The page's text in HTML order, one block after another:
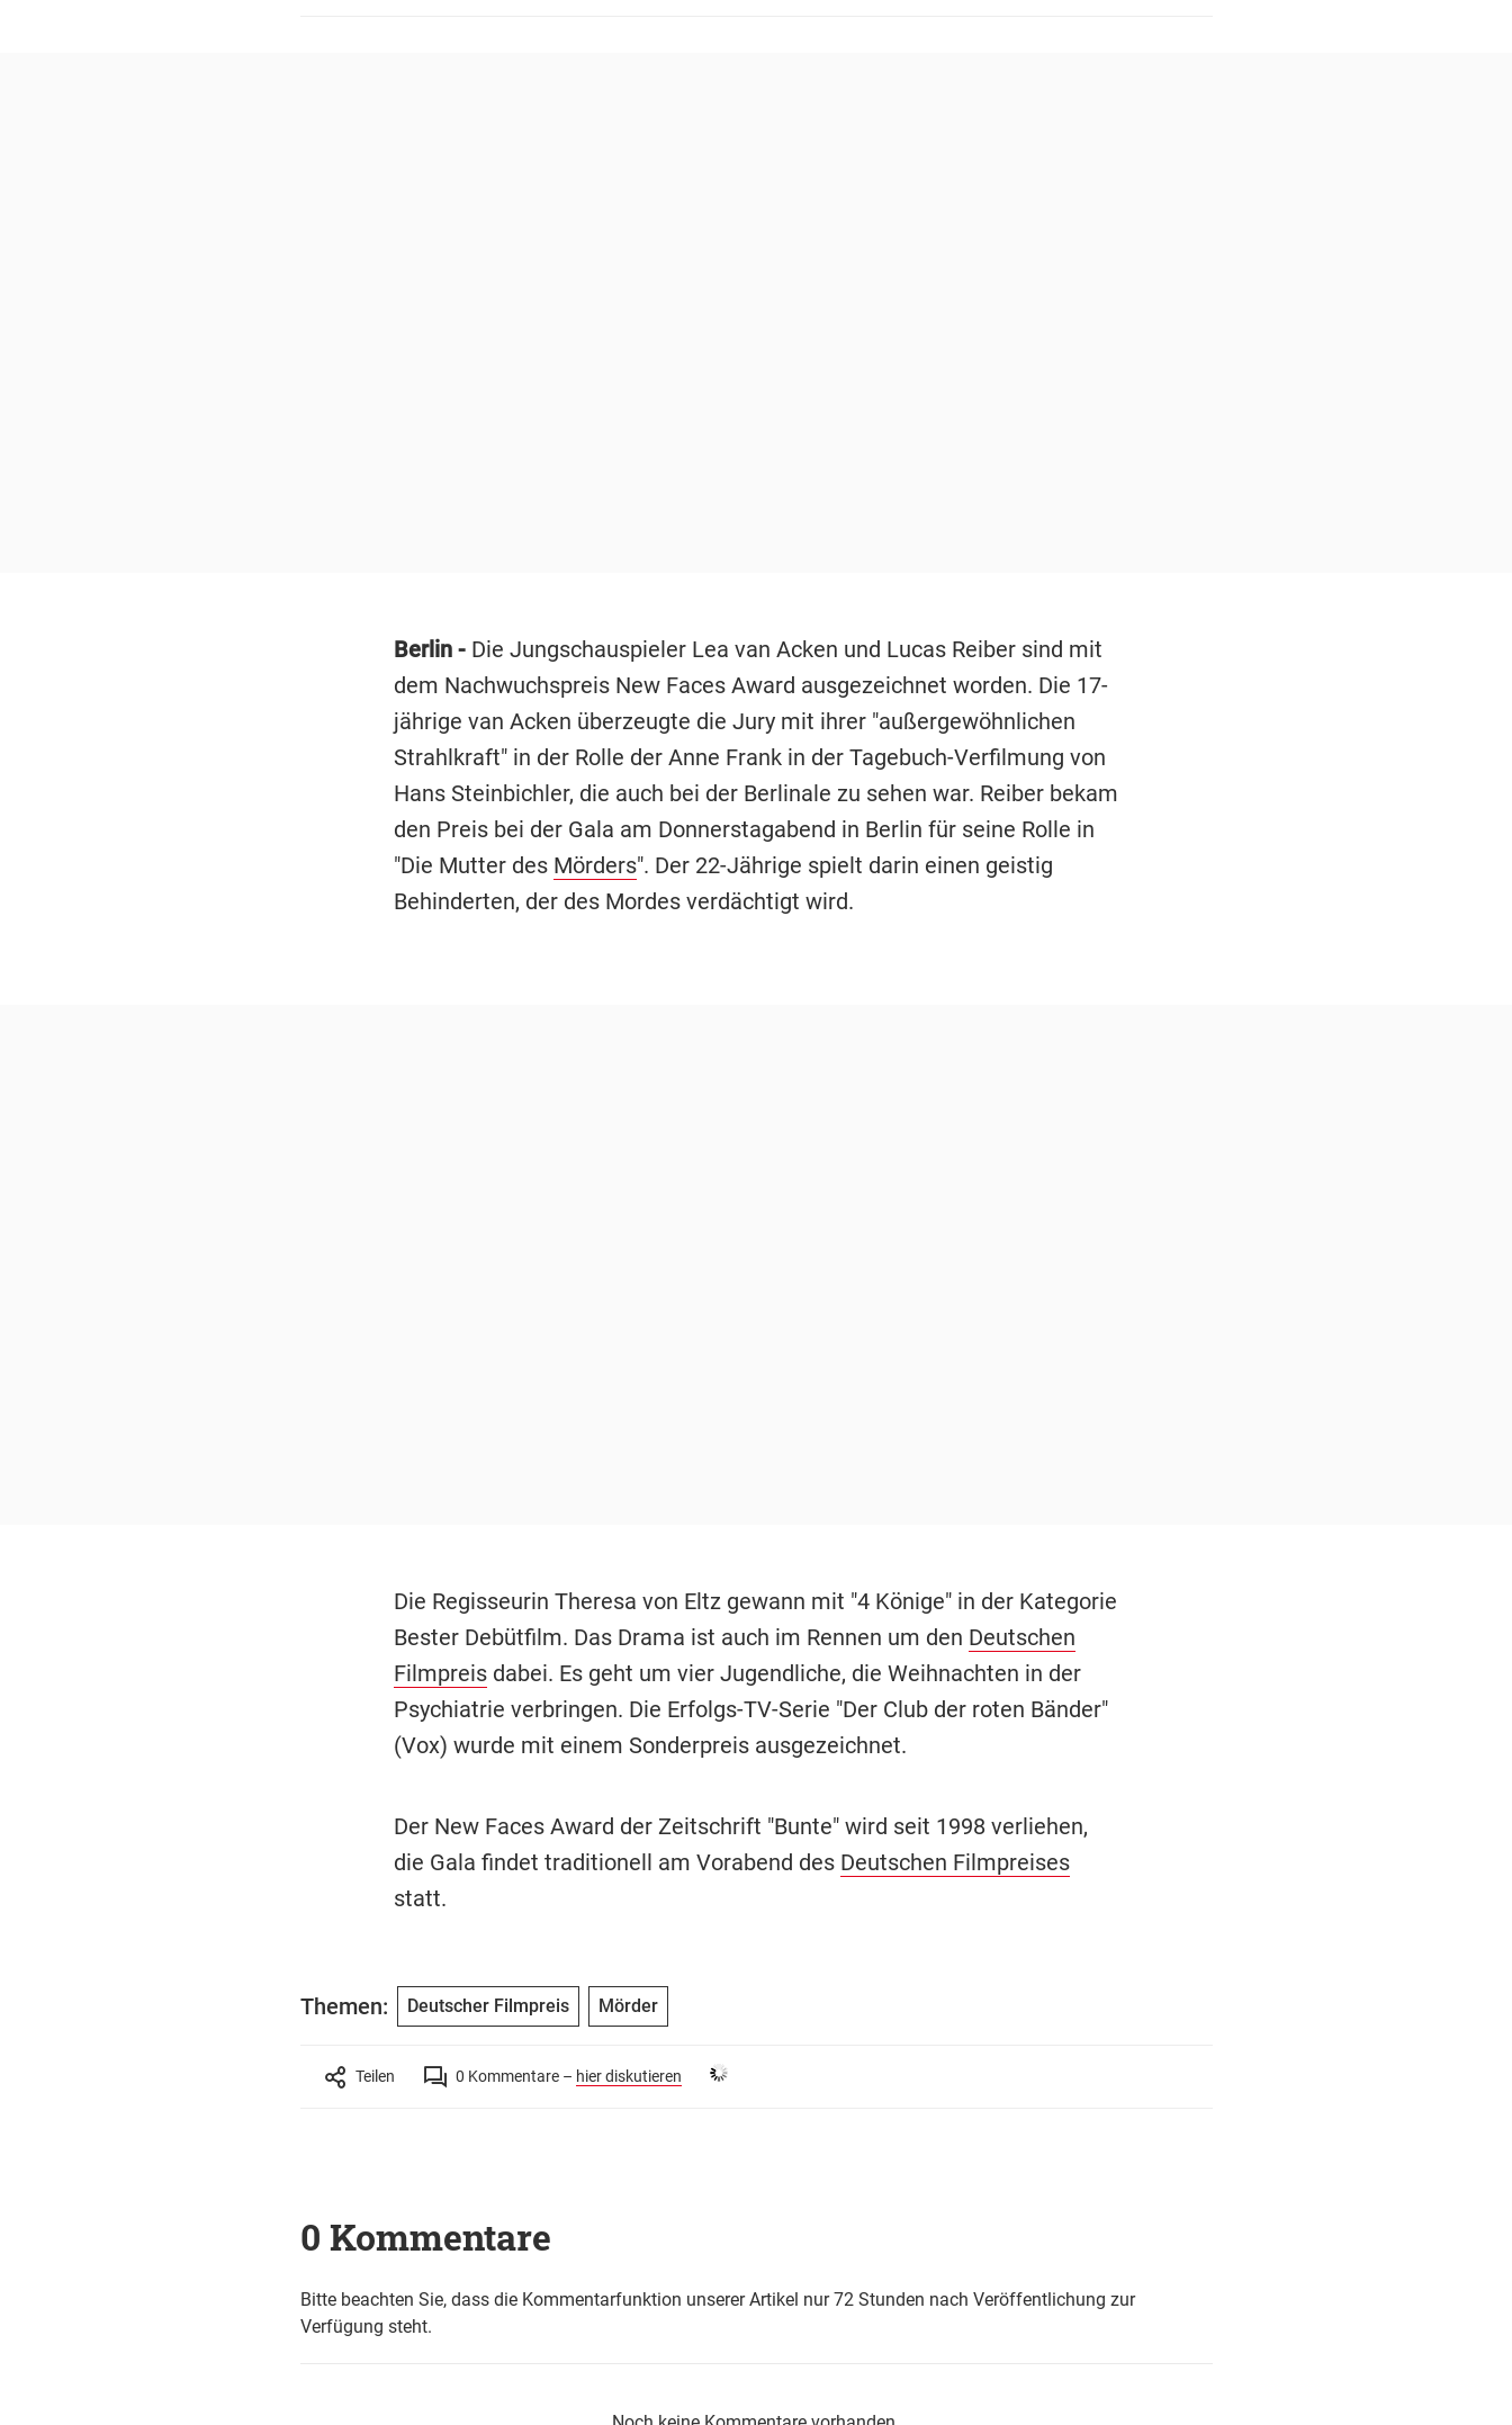
Berlin - Die Jungschauspieler Lea van Acken und Lucas Reiber sind mit
dem Nachwuchspreis New Faces Award ausgezeichnet worden. Die 17-
jährige van Acken überzeugte die Jury mit ihrer "außergewöhnlichen
Strahlkraft" in der Rolle der Anne Frank in der Tagebuch-Verfilmung von
Hans Steinbichler, die auch bei der Berlinale zu sehen war. Reiber bekam
den Preis bei der Gala am Donnerstagabend in Berlin für seine Rolle in
"Die Mutter des Mörders". Der 22-Jährige spielt darin einen geistig
Behinderten, der des Mordes verdächtigt wird.
Die Regisseurin Theresa von Eltz gewann mit "4 Könige" in der Kategorie
Bester Debütfilm. Das Drama ist auch im Rennen um den Deutschen
Filmpreisdabei. Es geht um vier Jugendliche, die Weihnachten in der
Psychiatrie verbringen. Die Erfolgs-TV-Serie "Der Club der roten Bänder"
(Vox) wurde mit einem Sonderpreis ausgezeichnet.
Der New Faces Award der Zeitschrift "Bunte" wird seit 1998 verliehen,
die Gala findet traditionell am Vorabend des Deutschen Filmpreises
statt.
Themen: Deutscher Filmpreis Mörder
Teilen 0 Kommentare – hier diskutieren
0 Kommentare
Bitte beachten Sie, dass die Kommentarfunktion unserer Artikel nur 72 Stunden nach Veröffentlichung zur
Verfügung steht.